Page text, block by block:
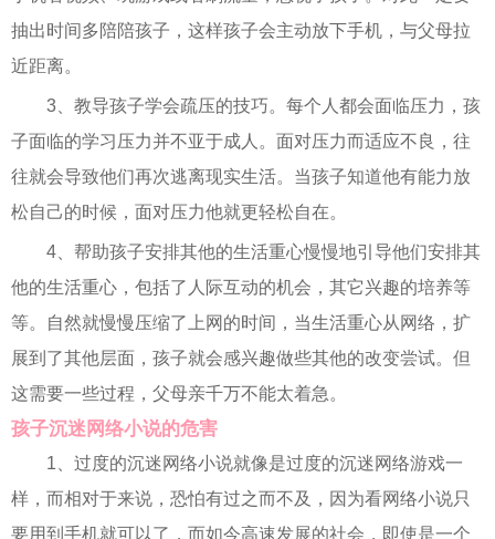
抽出时间多陪陪孩子，这样孩子会主动放下手机，与父母拉
近距离。
3、教导孩子学会疏压的技巧。每个人都会面临压力，孩
子面临的学习压力并不亚于成人。面对压力而适应不良，往
往就会导致他们再次逃离现实生活。当孩子知道他有能力放
松自己的时候，面对压力他就更轻松自在。
4、帮助孩子安排其他的生活重心慢慢地引导他们安排其
他的生活重心，包括了人际互动的机会，其它兴趣的培养等
等。自然就慢慢压缩了上网的时间，当生活重心从网络，扩
展到了其他层面，孩子就会感兴趣做些其他的改变尝试。但
这需要一些过程，父母亲千万不能太着急。
孩子沉迷网络小说的危害
1、过度的沉迷网络小说就像是过度的沉迷网络游戏一
样，而相对于来说，恐怕有过之而不及，因为看网络小说只
要用到手机就可以了，而如今高速发展的社会，即使是一个